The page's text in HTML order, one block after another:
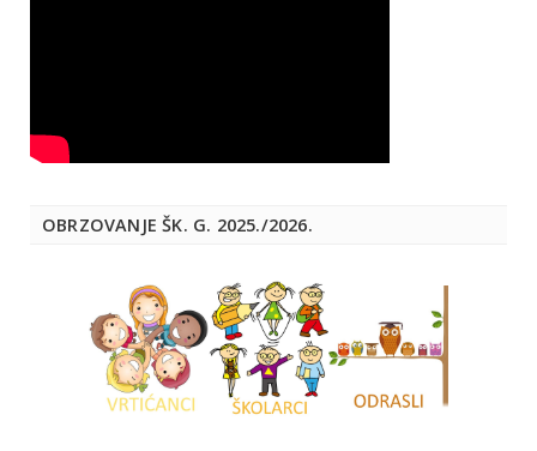
OBRZOVANJE ŠK. G. 2025./2026.